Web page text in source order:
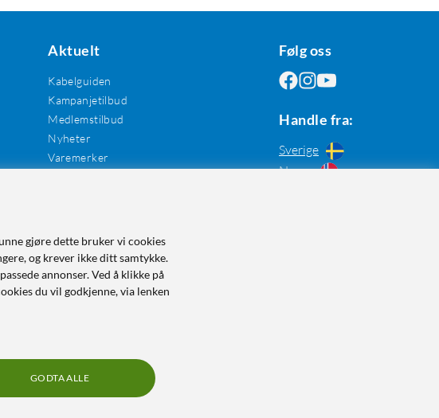
Aktuelt
Kabelguiden
Kampanjetilbud
Medlemstilbud
Nyheter
Varemerker
Følg oss
Handle fra:
Sverige
Norge
gjøre dette bruker vi cookies
og krever ikke ditt samtykke.
annonser. Ved å klikke på
du vil godkjenne, via lenken
GODTA ALLE